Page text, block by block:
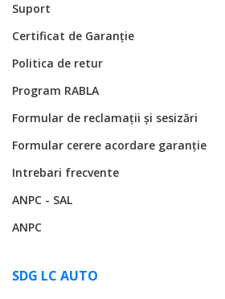
Suport
Certificat de Garanție
Politica de retur
Program RABLA
Formular de reclamații și sesizări
Formular cerere acordare garanție
Intrebari frecvente
ANPC - SAL
ANPC
SDG LC AUTO